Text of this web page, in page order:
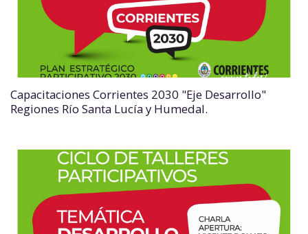
Capacitaciones Corrientes 2030 "Eje Desarrollo"
Regiones Río Santa Lucía y Humedal.